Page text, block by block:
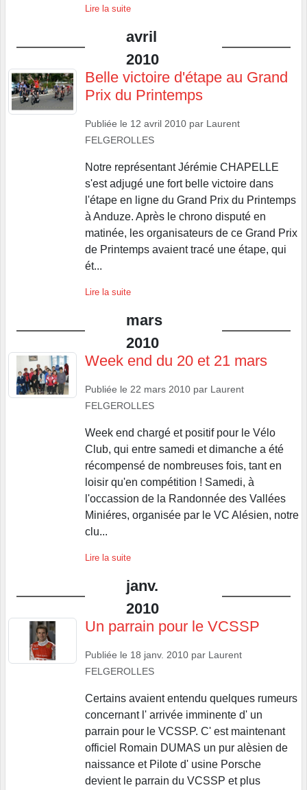
Lire la suite
avril
2010
Belle victoire d'étape au Grand
Prix du Printemps
Publiée le 12 avril 2010 par Laurent
FELGEROLLES
Notre représentant Jérémie CHAPELLE
s'est adjugé une fort belle victoire dans
l'étape en ligne du Grand Prix du Printemps
à Anduze. Après le chrono disputé en
matinée, les organisateurs de ce Grand Prix
de Printemps avaient tracé une étape, qui
ét...
Lire la suite
mars
2010
Week end du 20 et 21 mars
Publiée le 22 mars 2010 par Laurent
FELGEROLLES
Week end chargé et positif pour le Vélo
Club, qui entre samedi et dimanche a été
récompensé de nombreuses fois, tant en
loisir qu'en compétition ! Samedi, à
l'occassion de la Randonnée des Vallées
Miniéres, organisée par le VC Alésien, notre
clu...
Lire la suite
janv.
2010
Un parrain pour le VCSSP
Publiée le 18 janv. 2010 par Laurent
FELGEROLLES
Certains avaient entendu quelques rumeurs
concernant l' arrivée imminente d' un
parrain pour le VCSSP. C' est maintenant
officiel Romain DUMAS un pur alèsien de
naissance et Pilote d' usine Porsche
devient le parrain du VCSSP et plus